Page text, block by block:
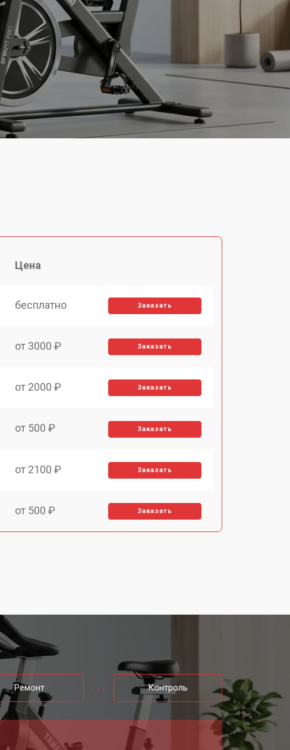
Цена
бесплатно Заказать
от 3000 ₽ Заказать
от 2000 ₽ Заказать
от 500 ₽ Заказать
от 2100 ₽ Заказать
от 500 ₽ Заказать
от 1000 ₽
от 530 ₽ Заказать
от 310 ₽ Заказать
Ремонт Контроль